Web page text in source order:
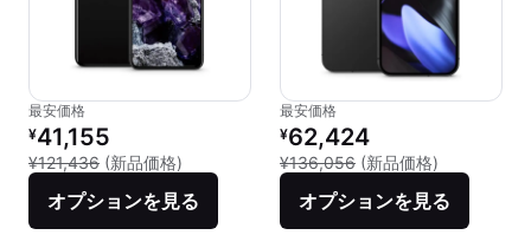
最安価格
リファービッシュ品の価格：
¥41,155
¥121,436 (新品価格) 新品との比較：¥121,436
オプションを見る
最安価格
リファービッシュ品の価格：
¥62,424
¥136,056 (新品価格)
オプションを見る